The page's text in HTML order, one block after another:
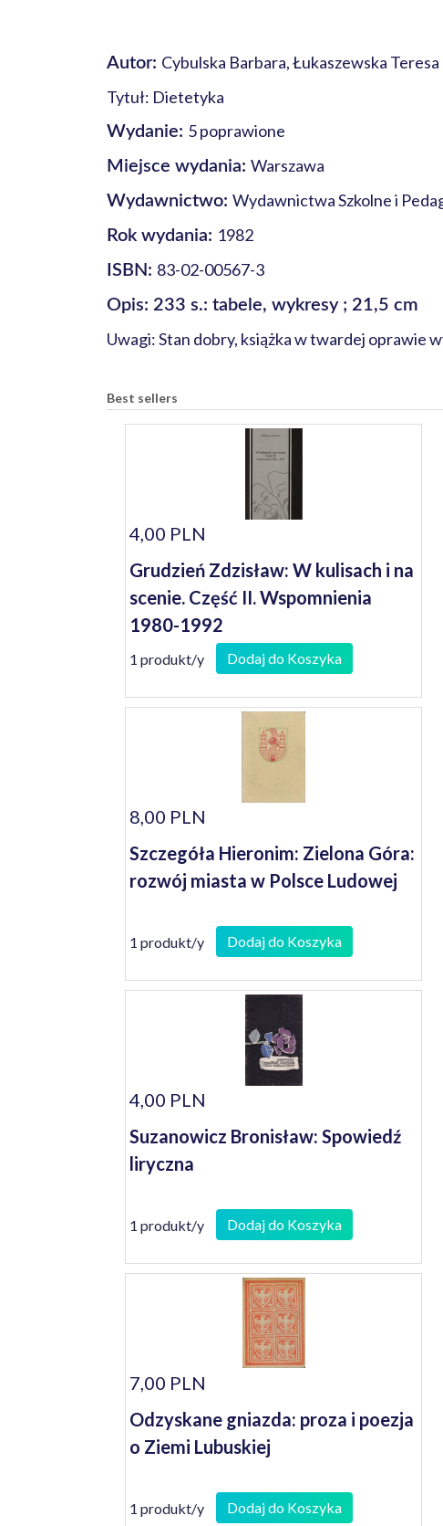
Autor: Cybulska Barbara, Łukaszewska Teresa
Tytuł: Dietetyka
Wydanie: 5 poprawione
Miejsce wydania: Warszawa
Wydawnictwo: Wydawnictwa Szkolne i
Rok wydania: 1982
ISBN: 83-02-00567-3
Opis: 233 s.: tabele, wykresy ; 21,5 cm
Uwagi: Stan dobry, książka w twardej oprawie
Best sellers
4,00 PLN
Grudzień Zdzisław: W kulisach i na
scenie. Część II. Wspomnienia
1980-1992
1 produkt/y Dodaj do Koszyka
8,00 PLN
Szczegóła Hieronim: Zielona Góra:
rozwój miasta w Polsce Ludowej
1 produkt/y Dodaj do Koszyka
4,00 PLN
Suzanowicz Bronisław: Spowiedź
liryczna
1 produkt/y Dodaj do Koszyka
7,00 PLN
Odzyskane gniazda: proza i poezja
o Ziemi Lubuskiej
1 produkt/y Dodaj do Koszyka